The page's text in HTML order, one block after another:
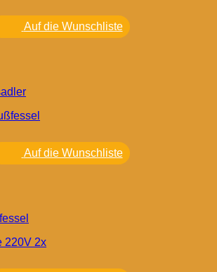
Auf die Wunschliste
Auf die Wunschliste